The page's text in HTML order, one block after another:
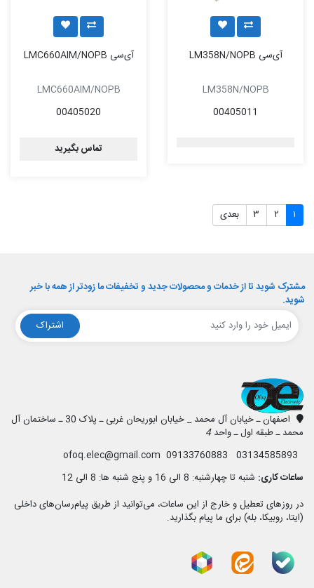
آی‌سی LM358N/NOPB
LM358N/NOPB
00405011
آی‌سی LMC660AIM/NOPB
LMC660AIM/NOPB
00405020
تماس بگیرید
۱ ۲ ۳ بعدی
مشترک شوید تا از خدمات و محصولات جدید و تخفیفات ما زودتر از همه با خبر
شوید.
اشتراک
اصفهان ـ خیابان آل محمد _ خیابان ابوریحان غربی ـ پلاک 30 ـ ساختمان آل
محمد ـ طبقه اول ـ واحد4
ساعات کاری: شنبه تا چهارشنبه: 8 الی 16 و پنج شنبه ها: 8 الی 12
در روزهای تعطیل و خارج از این ساعات، می‌توانید از طریق پیام‌رسان‌های داخلی
(ایتا، روبیکا، بله) برای ما پیام بگذارید.